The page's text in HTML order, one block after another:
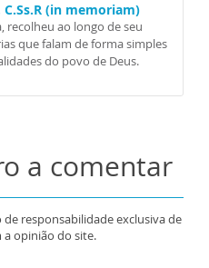
(in memoriam)
ao longo de seu
que falam de forma simples
do povo de Deus.
a comentar
responsabilidade exclusiva de
a opinião do site.